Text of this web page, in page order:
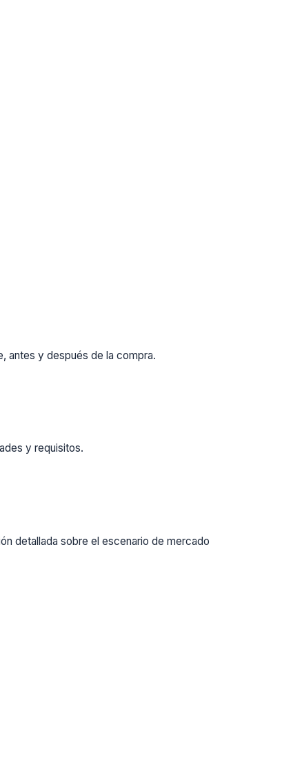
antes y después de la compra.
y requisitos.
detallada sobre el escenario de mercado